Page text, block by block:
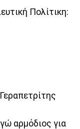
Πολίτικη:
αρμόδιος για